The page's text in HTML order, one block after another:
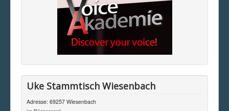
Uke Stammtisch Wiesenbach
Adresse: 69257 Wiesenbach